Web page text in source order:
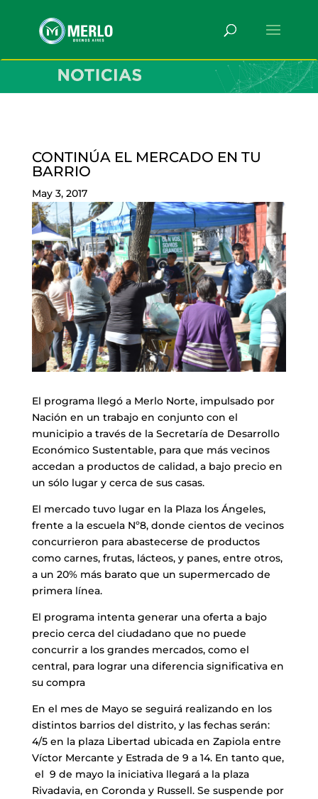
CONTINÚA EL MERCADO EN TU
BARRIO
May 3, 2017
El programa llegó a Merlo Norte, impulsado por
Nación en un trabajo en conjunto con el
municipio a través de la Secretaría de Desarrollo
Económico Sustentable, para que más vecinos
accedan a productos de calidad, a bajo precio en
un sólo lugar y cerca de sus casas.
El mercado tuvo lugar en la Plaza los Ángeles,
frente a la escuela Nº8, donde cientos de vecinos
concurrieron para abastecerse de productos
como carnes, frutas, lácteos, y panes, entre otros,
a un 20% más barato que un supermercado de
primera línea.
El programa intenta generar una oferta a bajo
precio cerca del ciudadano que no puede
concurrir a los grandes mercados, como el
central, para lograr una diferencia significativa en
su compra
En el mes de Mayo se seguirá realizando en los
distintos barrios del distrito, y las fechas serán:
4/5 en la plaza Libertad ubicada en Zapiola entre
Víctor Mercante y Estrada de 9 a 14. En tanto que,
el 9 de mayo la iniciativa llegará a la plaza
Rivadavia, en Coronda y Russell. Se suspende por